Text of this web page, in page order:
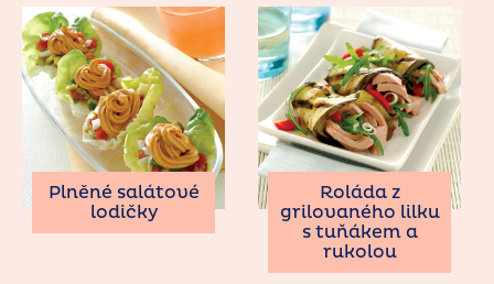
Plněné salátové
lodičky
Roláda z
grilovaného lilku
s tuňákem a
rukolou